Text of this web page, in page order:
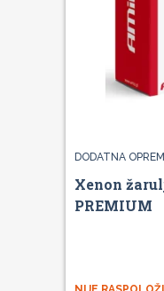
DODATNA
Xenon
PREMIUM